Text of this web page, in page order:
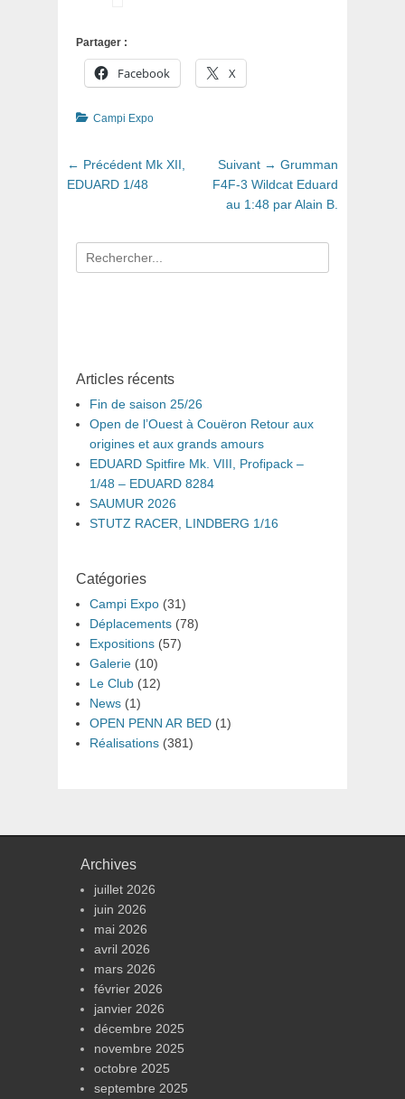
Partager :
Facebook X
Catégories
Campi Expo
Navigation
de
← Précédent Article
précédent
Mk XII,
EDUARD 1/48
Suivant → Article
suivant
:
Grumman
F4F-3 Wildcat Eduard
au 1:48 par Alain B.
Recherche
pour
Articles récents
Fin de saison 25/26
Open de l’Ouest à Couëron Retour aux
origines et aux grands amours
EDUARD Spitfire Mk. VIII, Profipack –
1/48 – EDUARD 8284
SAUMUR 2026
STUTZ RACER, LINDBERG 1/16
Catégories
Campi Expo (31)
Déplacements (78)
Expositions (57)
Galerie (10)
Le Club (12)
News (1)
OPEN PENN AR BED (1)
Réalisations (381)
Archives
juillet 2026
juin 2026
mai 2026
avril 2026
mars 2026
février 2026
janvier 2026
décembre 2025
novembre 2025
octobre 2025
septembre 2025